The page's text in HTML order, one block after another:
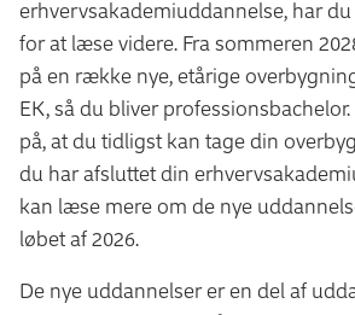
gennemsnit får, og hvor lang tid det
gennemsnitlig studerende at
uddannelsen.
I Uddannelseszoom har du også
sammenligne informationer om
andre uddannelser på netop
erhvervsakademiuddannelse, har
for at læse videre. Fra sommeren
på en række nye, etårige
EK, så du bliver
på, at du tidligst kan tage din
du har afsluttet din
kan læse mere om de nye
løbet af 2026.
De nye uddannelser er en del af